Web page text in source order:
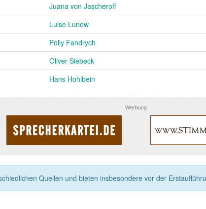
Juana von Jascheroff
Luise Lunow
Polly Fandrych
Oliver Siebeck
Hans Hohlbein
Werbung
Quellen und bieten insbesondere vor der